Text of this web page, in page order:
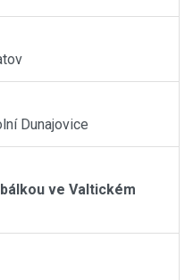
Dunajovice
ve Valtickém